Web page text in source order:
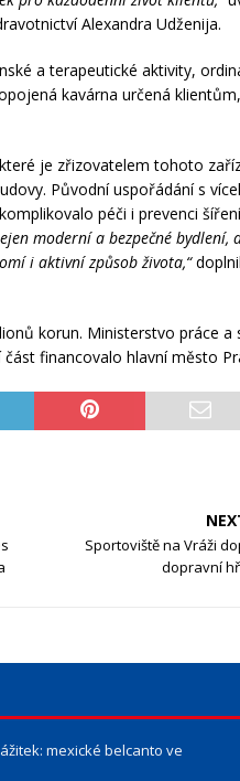
Alexandra Udženija.
a terapeutické aktivity,
kavárna určená
je zřizovatelem tohoto
Původní uspořádání s
péči i prevenci
moderní a bezpečné bydlení,
i aktivní způsob života,“
korun. Ministerstvo práce a
financovalo hlavní město
Sportoviště na Vráži
dopravní
mexické belcanto ve